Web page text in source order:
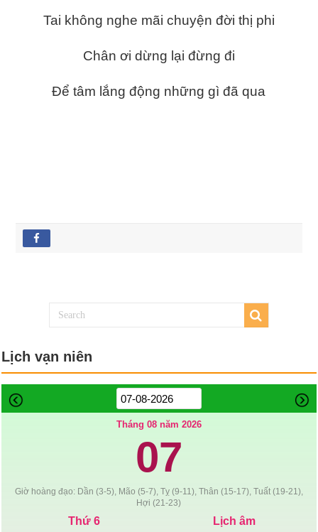
Tai không nghe mãi chuyện đời thị phi
Chân ơi dừng lại đừng đi
Để tâm lắng động những gì đã qua
Lịch vạn niên
Tháng 08 năm 2026
07
Giờ hoàng đạo: Dần (3-5), Mão (5-7), Tỵ (9-11), Thân (15-17), Tuất (19-21),
Hợi (21-23)
Thứ 6 Lịch âm